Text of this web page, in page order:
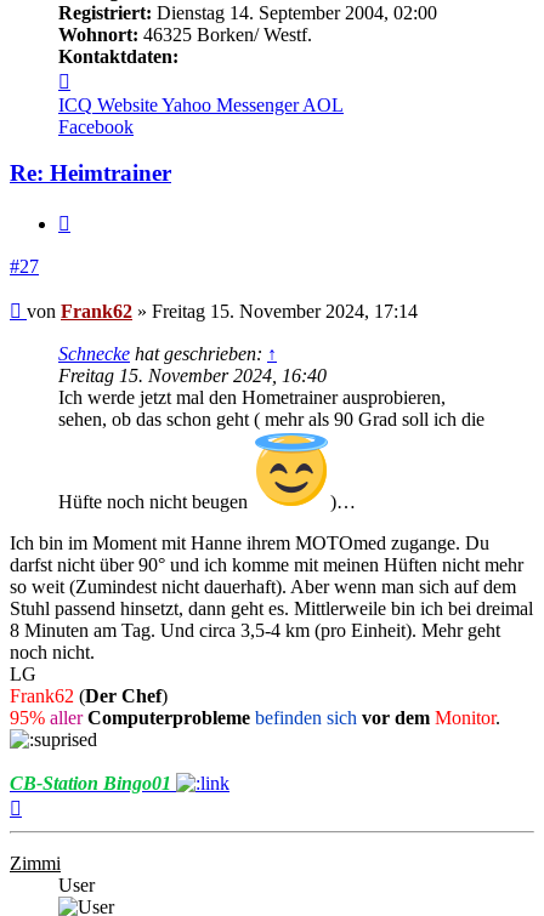
Registriert: Dienstag 14. September 2004, 02:00
Wohnort: 46325 Borken/ Westf.
Kontaktdaten:
von
Frank62
ICQ WebsiteYahoo Messenger AOL
Facebook
Re: Heimtrainer
#27
Beitrag
von Frank62 » Freitag 15. November 2024, 17:14
Schnecke hat geschrieben: ↑
Freitag 15. November 2024, 16:40
Ich werde jetzt mal den Hometrainer ausprobieren,
sehen, ob das schon geht ( mehr als 90 Grad soll ich die
Hüfte noch nicht beugen
)…
Ich bin im Moment mit Hanne ihrem MOTOmed zugange. Du
darfst nicht über 90° und ich komme mit meinen Hüften nicht mehr
so weit (Zumindest nicht dauerhaft). Aber wenn man sich auf dem
Stuhl passend hinsetzt, dann geht es. Mittlerweile bin ich bei dreimal
8 Minuten am Tag. Und circa 3,5-4 km (pro Einheit). Mehr geht
noch nicht.
LG
Frank62 (Der Chef)
95% aller Computerprobleme befinden sich vor dem Monitor.
CB-Station Bingo01
Zimmi
User